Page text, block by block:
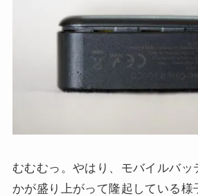
むむむっ。やはり、モバイルバッ
かが盛り上がって隆起している様